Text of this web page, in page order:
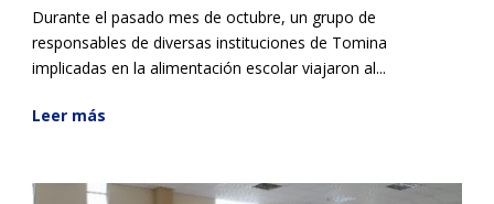
Durante el pasado mes de octubre, un grupo de
responsables de diversas instituciones de Tomina
implicadas en la alimentación escolar viajaron al...
Leer más